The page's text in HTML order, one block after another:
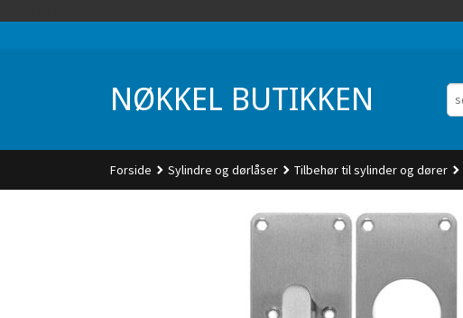
NØKKEL BUTIKKEN
Forside Sylindre og dørlåser Tilbehør til sylinder og dører